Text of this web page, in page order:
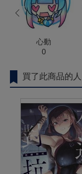
心動
0
prev
買了此商品的